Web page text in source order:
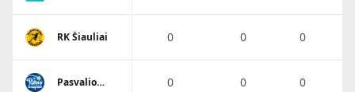
RK Šiauliai 0 0 0
Pasvalio
0 0 0